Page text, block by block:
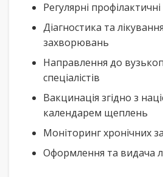
Регулярні
Діагностика та
захворювань
Направлення до
спеціалістів
Вакцинація згідно з
календарем щеплень
Моніторинг хронічних
Оформлення та видача